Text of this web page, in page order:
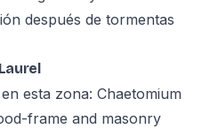
después de tormentas
esta zona: Chaetomium
frame and masonry